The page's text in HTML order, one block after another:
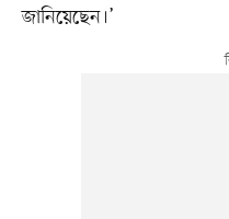
জানিয়েছেন।’